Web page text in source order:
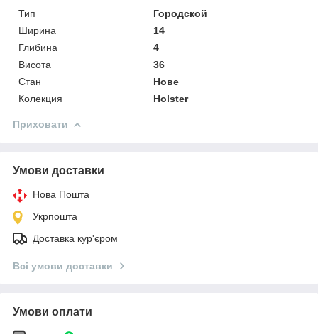
Тип
Городской
Ширина
14
Глибина
4
Висота
36
Стан
Нове
Колекция
Holster
Приховати
Умови доставки
Нова Пошта
Укрпошта
Доставка кур'єром
Всі умови доставки
Умови оплати